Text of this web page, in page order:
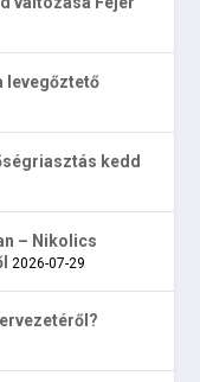
levegőztető
kedd
– Nikolics
2026-07-29